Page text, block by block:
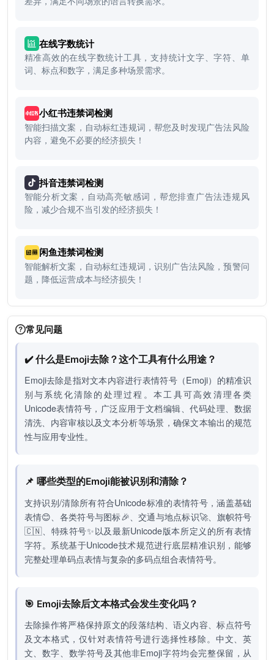
在线字数统计
精准高效的在线字数统计工具，支持统计文字、字符、单
词、标点和数字，满足多种场景需求。
小红书违禁词检测
智能扫描文案，自动标红违规词，帮您及时发现广告法风险
内容，避免不必要的经济损失！
抖音违禁词检测
智能分析文案，自动高亮敏感词，帮您排查广告法违规风
险，减少合规不当引发的经济损失！
闲鱼违禁词检测
智能解析文案，自动标红违规词，识别广告法风险，预警问
题，降低运营成本与经济损失！
常见问题
✔️ 什么是Emoji去除？这个工具有什么用途？
Emoji去除是指对文本内容进行表情符号（Emoji）的精准识
别与系统化清除的处理过程。本工具可高效清理各类
Unicode表情符号，广泛应用于文档编辑、代码处理、数据
清洗、内容审核以及文本分析等场景，确保文本输出的规范
性与应用专业性。
📌 哪些类型的Emoji能被识别和清除？
支持识别/清除所有符合Unicode标准的表情符号，涵盖基础
表情😊、各类符号与图标🎉、交通与地点标识🚀、旗帜符号
🇨🇳、特殊符号✨以及最新Unicode版本所定义的所有表情
字符。系统基于Unicode技术规范进行底层精准识别，能够
完整处理单码点表情与复杂的多码点组合表情符号。
🎯 Emoji去除后文本格式会发生变化吗？
去除操作将严格保持原文的段落结构、语义内容、标点符号
及文本格式，仅针对表情符号进行选择性移除。中文、英
文、数字、数学符号及其他非Emoji字符均会完整保留，从